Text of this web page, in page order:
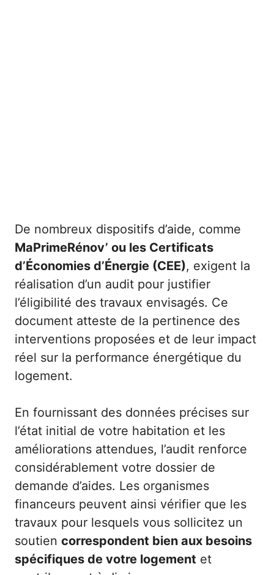
De nombreux dispositifs d’aide, comme
MaPrimeRénov’ ou les Certificats
d’Économies d’Énergie (CEE), exigent la
réalisation d’un audit pour justifier
l’éligibilité des travaux envisagés. Ce
document atteste de la pertinence des
interventions proposées et de leur impact
réel sur la performance énergétique du
logement.
En fournissant des données précises sur
l’état initial de votre habitation et les
améliorations attendues, l’audit renforce
considérablement votre dossier de
demande d’aides. Les organismes
financeurs peuvent ainsi vérifier que les
travaux pour lesquels vous sollicitez un
soutien correspondent bien aux besoins
spécifiques de votre logement et